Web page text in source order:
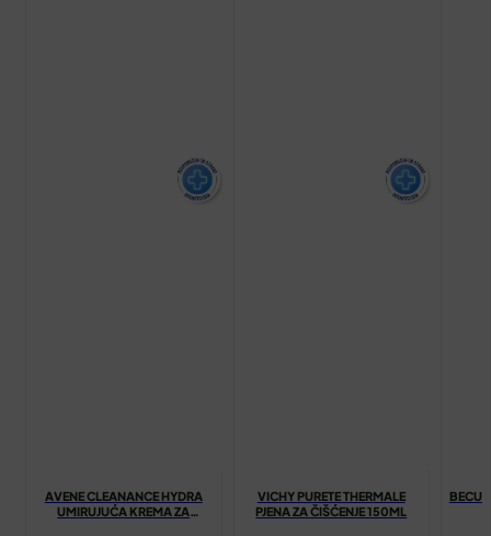
AVENE CLEANANCE HYDRA
UMIRUJUĆA KREMA ZA
VICHY PURETE THERMALE
PJENA ZA ČIŠĆENJE 150ML